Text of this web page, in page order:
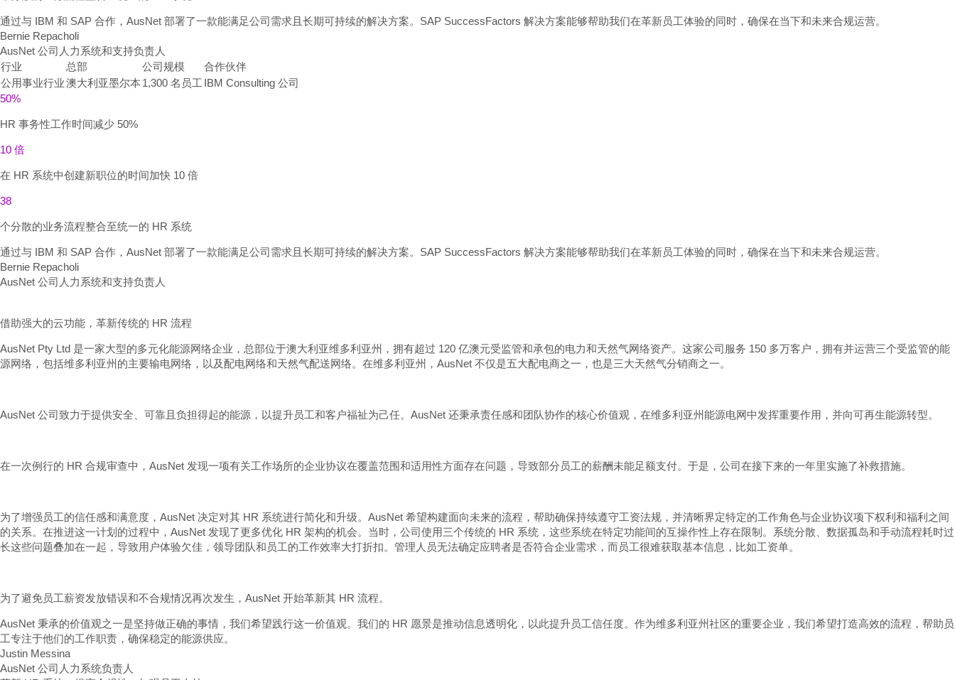
通过与 IBM 和 SAP 合作，AusNet 部署了一款能满足公司需求且长期可持续的解决方案。SAP SuccessFactors 解决方案能够帮助我们在革新员工体验的同时，确保在当下和未来合规运营。
Bernie Repacholi
AusNet 公司人力系统和支持负责人
行业
总部 公司规模
合作伙伴
公用事业行业澳大利亚墨尔本 1,300 名员工 IBM Consulting 公司
50%
HR 事务性工作时间减少 50%
10 倍
在 HR 系统中创建新职位的时间加快 10 倍
38
个分散的业务流程整合至统一的 HR 系统
通过与 IBM 和 SAP 合作，AusNet 部署了一款能满足公司需求且长期可持续的解决方案。SAP SuccessFactors 解决方案能够帮助我们在革新员工体验的同时，确保在当下和未来合规运营。
Bernie Repacholi
AusNet 公司人力系统和支持负责人
借助强大的云功能，革新传统的 HR 流程
AusNet Pty Ltd 是一家大型的多元化能源网络企业，总部位于澳大利亚维多利亚州，拥有超过 120 亿澳元受监管和承包的电力和天然气网络资产。这家公司服务 150 多万客户，拥有并运营三个受监管的能
源网络，包括维多利亚州的主要输电网络，以及配电网络和天然气配送网络。在维多利亚州，AusNet 不仅是五大配电商之一，也是三大天然气分销商之一。
AusNet 公司致力于提供安全、可靠且负担得起的能源，以提升员工和客户福祉为己任。AusNet 还秉承责任感和团队协作的核心价值观，在维多利亚州能源电网中发挥重要作用，并向可再生能源转型。
在一次例行的 HR 合规审查中，AusNet 发现一项有关工作场所的企业协议在覆盖范围和适用性方面存在问题，导致部分员工的薪酬未能足额支付。于是，公司在接下来的一年里实施了补救措施。
为了增强员工的信任感和满意度，AusNet 决定对其 HR 系统进行简化和升级。AusNet 希望构建面向未来的流程，帮助确保持续遵守工资法规，并清晰界定特定的工作角色与企业协议项下权利和福利之间
的关系。在推进这一计划的过程中，AusNet 发现了更多优化 HR 架构的机会。当时，公司使用三个传统的 HR 系统，这些系统在特定功能间的互操作性上存在限制。系统分散、数据孤岛和手动流程耗时过
长这些问题叠加在一起，导致用户体验欠佳，领导团队和员工的工作效率大打折扣。管理人员无法确定应聘者是否符合企业需求，而员工很难获取基本信息，比如工资单。
为了避免员工薪资发放错误和不合规情况再次发生，AusNet 开始革新其 HR 流程。
AusNet 秉承的价值观之一是坚持做正确的事情，我们希望践行这一价值观。我们的 HR 愿景是推动信息透明化，以此提升员工信任度。作为维多利亚州社区的重要企业，我们希望打造高效的流程，帮助员
工专注于他们的工作职责，确保稳定的能源供应。
Justin Messina
AusNet 公司人力系统负责人